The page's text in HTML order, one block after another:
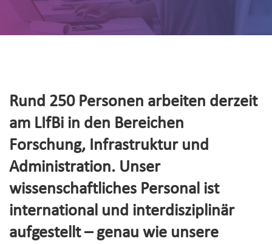
Rund 250 Personen arbeiten derzeit
am LIfBi in den Bereichen
Forschung, Infrastruktur und
Administration. Unser
wissenschaftliches Personal ist
international und interdisziplinär
aufgestellt – genau wie unsere